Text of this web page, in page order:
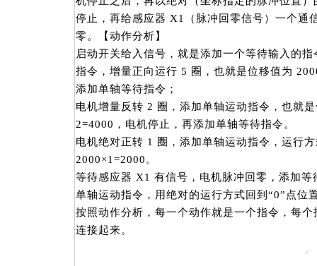
停止，再给感应器 X1（脉冲回零信号）一个通
零。【动作分析】
启动开关给入信号，就是添加一个等待输入的
指令，增量正向运行 5 圈，也就是位移值为
添加单轴等待指令；
电机增量反转 2 圈，添加单轴运动指令，也就
2=4000，电机停止，再添加单轴等待指令。
电机绝对正转 1 圈，添加单轴运动指令，运行
2000×1=2000。
等待感应器 X1 有信号，电机脉冲回零，添加等
单轴运动指令，用绝对的运行方式回到“0”点位
按照动作分析，每一个动作就是一个指令，每
连接起来。